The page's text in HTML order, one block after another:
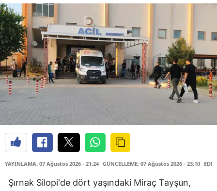
YAYINLAMA: 07 Ağustos 2026 - 21:24 GÜNCELLEME: 07 Ağustos 2026 - 23:10
Şırnak Silopi'de dört yaşındaki Miraç Tayşun,